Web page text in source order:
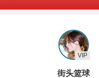
街头篮球
VIP